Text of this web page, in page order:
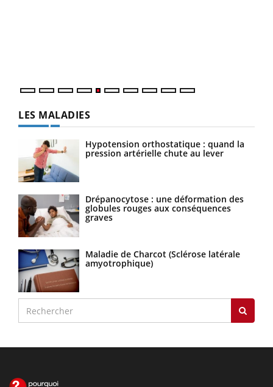
LES MALADIES
Hypotension orthostatique : quand la
pression artérielle chute au lever
Drépanocytose : une déformation des
globules rouges aux conséquences
graves
Maladie de Charcot (Sclérose latérale
amyotrophique)